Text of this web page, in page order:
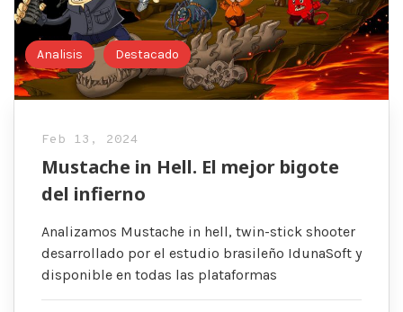
Analisis Destacado
Feb 13, 2024
Mustache in Hell. El mejor bigote
del infierno
Analizamos Mustache in hell, twin-stick shooter
desarrollado por el estudio brasileño IdunaSoft y
disponible en todas las plataformas